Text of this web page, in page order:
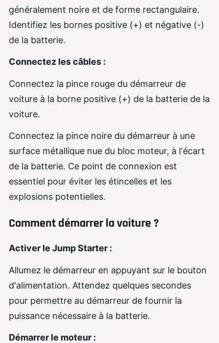
généralement noire et de forme rectangulaire.
Identifiez les bornes positive (+) et négative (-)
de la batterie.
Connectez les câbles :
Connectez la pince rouge du démarreur de
voiture à la borne positive (+) de la batterie de la
voiture.
Connectez la pince noire du démarreur à une
surface métallique nue du bloc moteur, à l'écart
de la batterie. Ce point de connexion est
essentiel pour éviter les étincelles et les
explosions potentielles.
Comment démarrer la voiture ?
Activer le Jump Starter :
Allumez le démarreur en appuyant sur le bouton
d'alimentation. Attendez quelques secondes
pour permettre au démarreur de fournir la
puissance nécessaire à la batterie.
Démarrer le moteur :